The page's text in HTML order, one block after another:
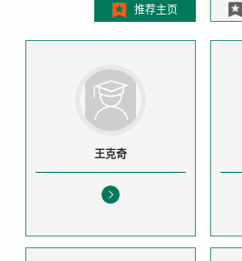
推荐主页
王克奇